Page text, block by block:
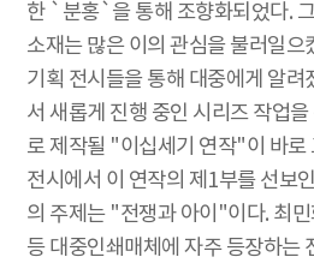
한 `분홍`을 통해 조향화되었다.
소재는 많은 이의 관심을 불러일으
기획 전시들을 통해 대중에게 알려
서 새롭게 진행 중인 시리즈 작업
로 제작될 "이십세기 연작"이 바로
전시에서 이 연작의 제1부를 선보
의 주제는 "전쟁과 아이"이다. 최민
등 대중인쇄매체에 자주 등장하는